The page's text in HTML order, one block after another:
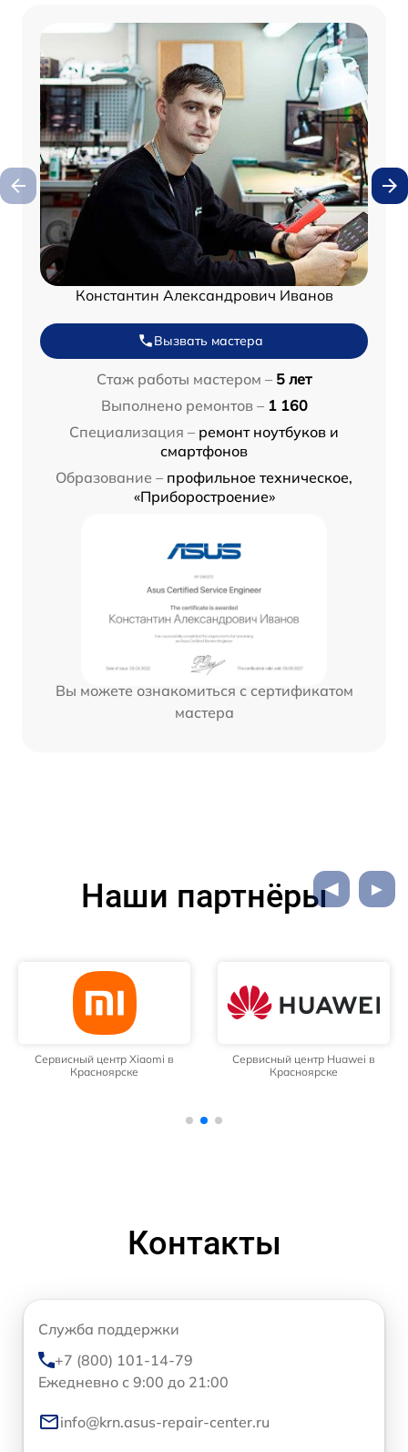
Константин Александрович Иванов
Вызвать мастера
Стаж работы мастером – 5 лет
Выполнено ремонтов – 1 160
Специализация – ремонт ноутбуков и
смартфонов
Образование – профильное техническое,
«Приборостроение»
Вы можете ознакомиться с сертификатом
мастера
Наши партнёры
Сервисный центр Xiaomi в
Красноярске
Сервисный центр Huawei в
Красноярске
Контакты
Служба поддержки
+7 (800) 101-14-79
Ежедневно с 9:00 до 21:00
info@krn.asus-repair-center.ru